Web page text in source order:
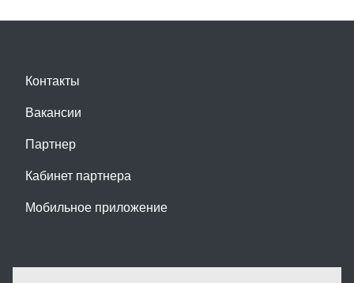
Контакты
Вакансии
Партнер
Кабинет партнера
Мобильное приложение